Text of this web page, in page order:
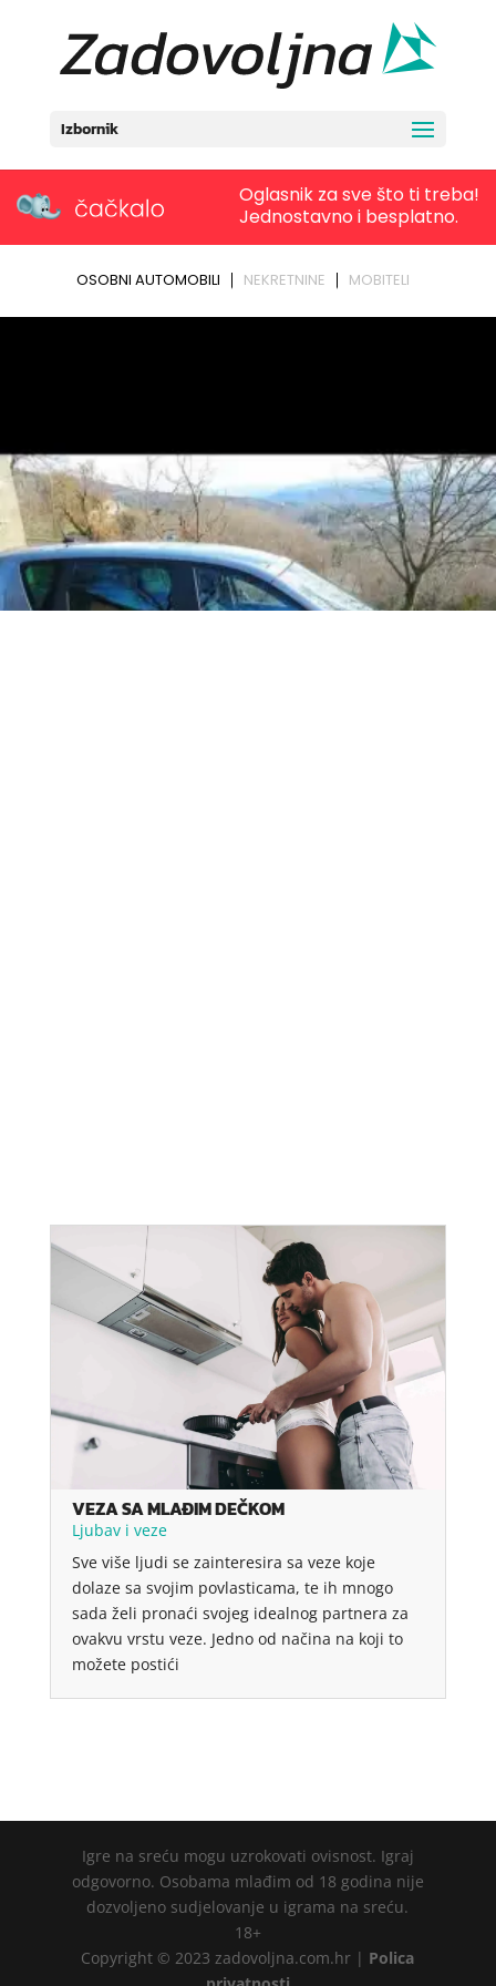
Izbornik
VEZA SA MLAĐIM DEČKOM
Ljubav i veze
Sve više ljudi se zainteresira sa veze koje
dolaze sa svojim povlasticama, te ih mnogo
sada želi pronaći svojeg idealnog partnera za
ovakvu vrstu veze. Jedno od načina na koji to
možete postići
Igre na sreću mogu uzrokovati ovisnost. Igraj
odgovorno. Osobama mlađim od 18 godina nije
dozvoljeno sudjelovanje u igrama na sreću.
18+
Copyright © 2023 zadovoljna.com.hr | Polica